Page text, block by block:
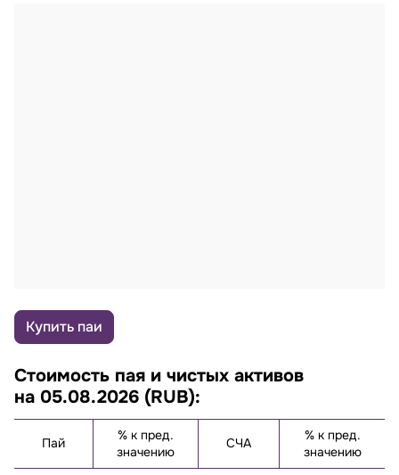
Купить паи
Стоимость пая и чистых активов
на 05.08.2026 (RUB):
Пай
% к пред.
значению
СЧА
% к пред.
значению